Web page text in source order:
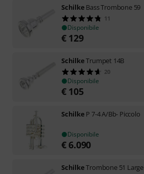
Schilke Bass Trombone 59
11
Disponibile
€ 129
SchilkeTrumpet 14B
20
Disponibile
€ 105
Schilke P 7-4 A/Bb- Piccolo
Disponibile
€ 6.090
SchilkeTrombone 51 Large